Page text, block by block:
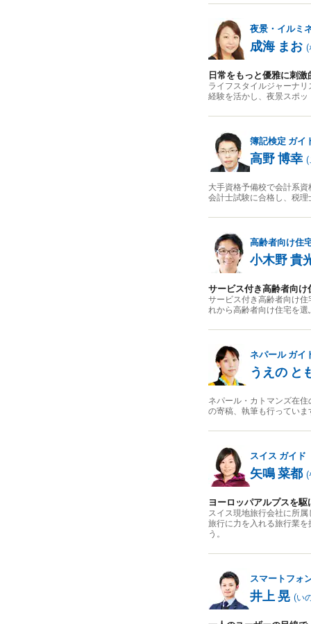
夜景・イルミ
成海 まお (
日常をもっと優雅に刺
ライフスタイルジャーナ
経験を活かし、夜景スポ
簿記検定 ガイ
高野 博幸 (
大手資格予備校で会計系
会計士試験に合格し、税
高齢者向け住
小木野 貴
サービス付き高齢者向
サービス付き高齢者向け
れから高齢者向け住宅を
ネパールガイ
うえの と
ネパール・カトマンズ在
の寄稿、執筆も行っていま
スイス ガイド
矢鳴 菜都 (
ヨーロッパアルプスを
スイス現地旅行会社に所
旅行に力を入れる旅行業
う。
スマートフォ
井上 晃 (い